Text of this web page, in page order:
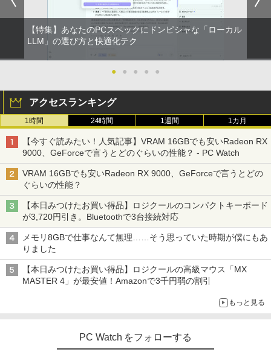
【特集】あなたのPCスペックにドンピシャな「ローカル
LLM」の選び方と快適化テク
● ● ● ● ●
アクセスランキング
1時間 24時間 1週間 1カ月
【今すぐ読みたい！人気記事】VRAM 16GBでも安いRadeon RX
9000、GeForceで言うとどのぐらいの性能？ - PC Watch
VRAM 16GBでも安いRadeon RX 9000、GeForceで言うとどの
ぐらいの性能？
【本日みつけたお買い得品】ロジクールのコンパクトキーボード
が3,720円引き。Bluetoothで3台接続対応
メモリ8GBで仕事なんて無理……そう思っていた時期が僕にもあ
りました
【本日みつけたお買い得品】ロジクールの高級マウス「MX
MASTER 4」が最安値！Amazonで3千円弱の割引
もっと見る
PC Watch をフォローする